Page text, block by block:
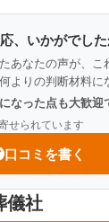
ていましたが、
適にご利用いただ
した。
湯かん（または
なっていただけ
、いかがでした
あなたの声が、こ
よりの判断材料に
なった点も大歓迎
せられています
口コミを書く
儀社